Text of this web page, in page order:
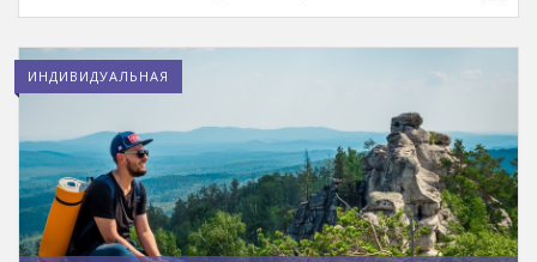
ИНДИВИДУАЛЬНАЯ